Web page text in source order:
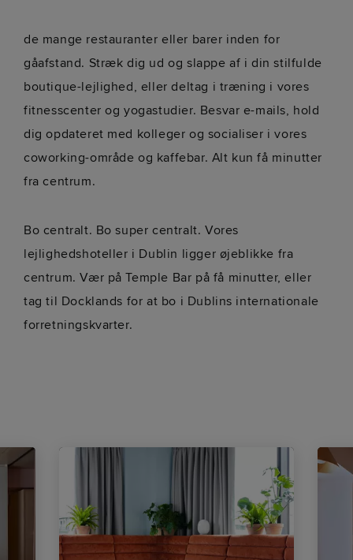
de mange restauranter eller barer inden for
gåafstand. Stræk dig ud og slappe af i din stilfulde
boutique-lejlighed, eller deltag i træning i vores
fitnesscenter og yogastudier. Besvar e-mails, hold
dig opdateret med kolleger og socialiser i vores
coworking-område og kaffebar. Alt kun få minutter
fra centrum.
Bo centralt. Bo super centralt. Vores
lejlighedshoteller i Dublin ligger øjeblikke fra
centrum. Vær på Temple Bar på få minutter, eller
tag til Docklands for at bo i Dublins internationale
forretningskvarter.